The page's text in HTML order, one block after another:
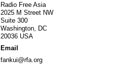
Radio Free Asia
2025 M Street NW
Suite 300
Washington, DC
20036 USA
Email
fankui@rfa.org